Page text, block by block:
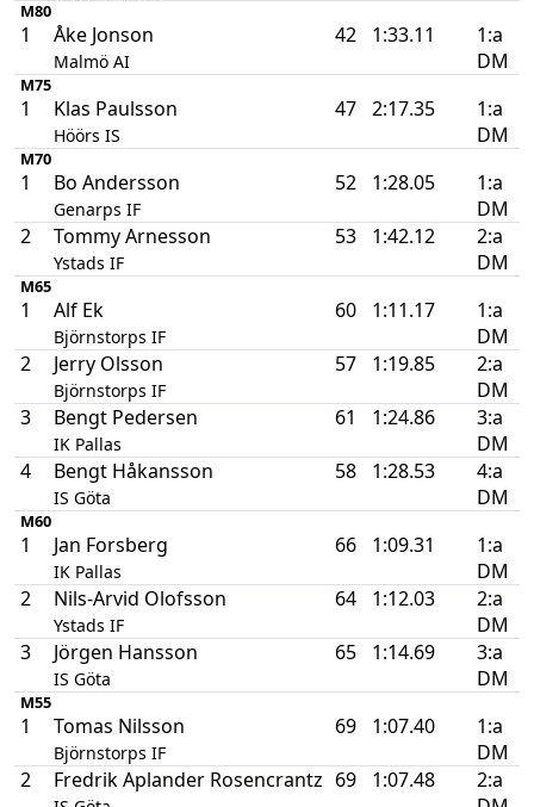
M80
1 Åke Jonson
Malmö AI
42 1:33.11
1:a
DM
M75
1 Klas Paulsson
Höörs IS
47 2:17.35
1:a
DM
M70
1 Bo Andersson
Genarps IF
52 1:28.05
1:a
DM
2
Tommy Arnesson
Ystads IF
53 1:42.12
2:a
DM
M65
1 Alf Ek
Björnstorps IF
60 1:11.17
1:a
DM
2
Jerry Olsson
Björnstorps IF
57 1:19.85
2:a
DM
3
Bengt Pedersen
IK Pallas
61 1:24.86
3:a
DM
4
Bengt Håkansson
IS Göta
58 1:28.53
4:a
DM
M60
1 Jan Forsberg
IK Pallas
66 1:09.31
1:a
DM
2
Nils-Arvid Olofsson
Ystads IF
64 1:12.03
2:a
DM
3
Jörgen Hansson
IS Göta
65 1:14.69
3:a
DM
M55
1 Tomas Nilsson
Björnstorps IF
69 1:07.40
1:a
DM
2
Fredrik Aplander Rosencrantz 69 1:07.48
2:a